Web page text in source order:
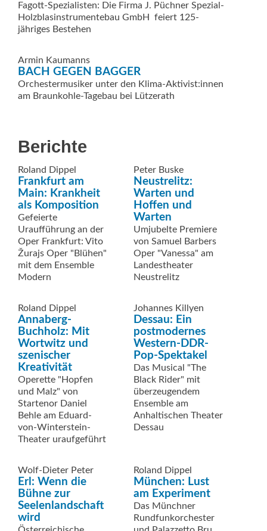
Fagott-Spezialisten: Die Firma J. Püchner ­Spezial-
Holzblasinstrumentebau GmbH ­ feiert 125-
jähriges Bestehen
Armin Kaumanns
BACH GEGEN BAGGER
Orchestermusiker unter den Klima-Aktivist:innen
am Braunkohle-Tagebau bei Lützerath
Berichte
Roland Dippel
Frankfurt am
Main: Krankheit
als Komposition
Gefeierte
Uraufführung an der
Oper Frankfurt: Vito
Žurajs Oper "Blühen"
mit dem Ensemble
Modern
Peter Buske
Neustrelitz:
Warten und
Hoffen und
Warten
Umjubelte Premiere
von Samuel Barbers
Oper "Vanessa" am
Landestheater
Neustrelitz
Roland Dippel
Annaberg-
Buchholz: Mit
Wortwitz und
szenischer
Kreativität
Operette "Hopfen
und Malz" von
Startenor Daniel
Behle am Eduard-
von-Winterstein-
Theater uraufgeführt
Johannes Killyen
Dessau: Ein
postmodernes
Western-DDR-
Pop-Spektakel
Das Musical "The
Black Rider" mit
überzeugendem
Ensemble am
Anhaltischen Theater
Dessau
Wolf-Dieter Peter
Erl: Wenn die
Bühne zur
Seelenlandschaft
wird
Roland Dippel
München: Lust
am Experiment
Das Münchner
Rundfunkorchester